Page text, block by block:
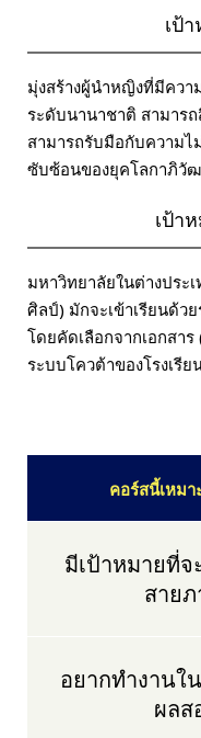
เป้
มุ่งสร้างผู้นำหญิงที่มีควา
ระดับนานาชาติ สามาร
สามารถรับมือกับความ
ซับซ้อนของยุคโลกาภิวั
เป้า
มหาวิทยาลัยในต่างประ
ศิลป์) มักจะเข้าเรียนด้ว
โดยคัดเลือกจากเอกสา
ระบบโควต้าของโรงเรีย
คอร์สนี้เหม
มีเป้าหมายที่
สาย
อยากทำงานใ
ผลส